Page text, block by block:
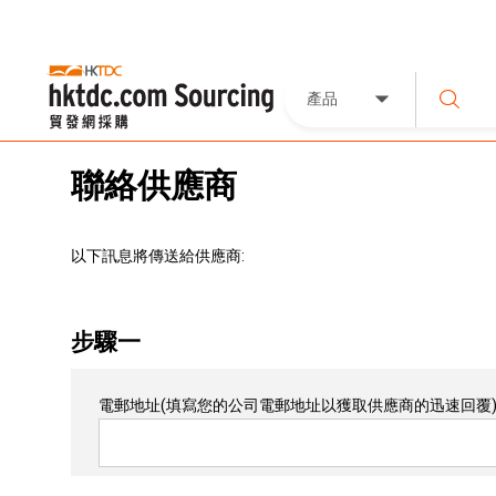
產品
聯絡供應商
以下訊息將傳送給供應商:
步驟一
電郵地址(填寫您的公司電郵地址以獲取供應商的迅速回覆)